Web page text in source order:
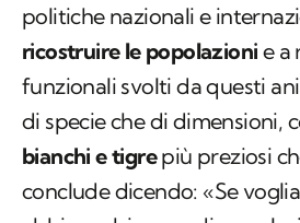
politiche nazionali e
ricostruire le popolazioni e a
funzionali svolti da questi
di specie che di dimensioni,
bianchi e tigrepiù preziosi
conclude dicendo: «Se